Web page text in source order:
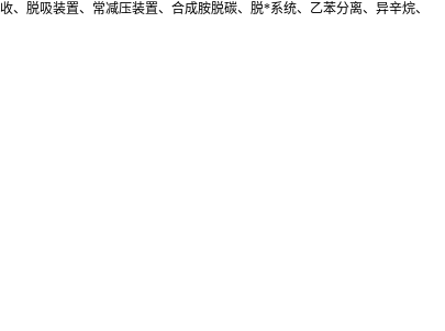
脱吸装置、常减压装置、合成胺脱碳、脱*系统、乙苯分离、异辛烷、